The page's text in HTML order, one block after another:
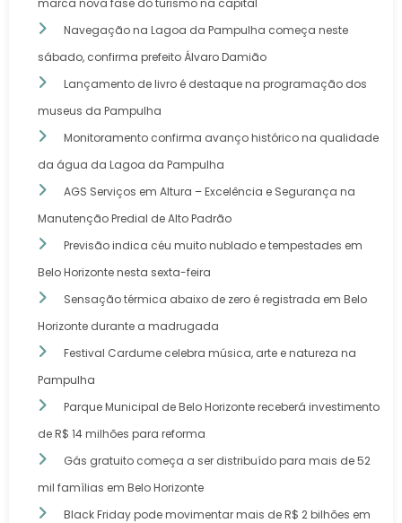
Navegação na Lagoa da Pampulha começa neste
sábado, confirma prefeito Álvaro Damião
Lançamento de livro é destaque na programação dos
museus da Pampulha
Monitoramento confirma avanço histórico na qualidade
da água da Lagoa da Pampulha
AGS Serviços em Altura – Excelência e Segurança na
Manutenção Predial de Alto Padrão
Previsão indica céu muito nublado e tempestades em
Belo Horizonte nesta sexta-feira
Sensação térmica abaixo de zero é registrada em Belo
Horizonte durante a madrugada
Festival Cardume celebra música, arte e natureza na
Pampulha
Parque Municipal de Belo Horizonte receberá investimento
de R$ 14 milhões para reforma
Gás gratuito começa a ser distribuído para mais de 52
mil famílias em Belo Horizonte
Black Friday pode movimentar mais de R$ 2 bilhões em